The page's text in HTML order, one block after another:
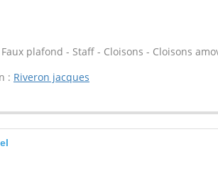
plafond - Staff - Cloisons - Cloisons
: Riveron jacques